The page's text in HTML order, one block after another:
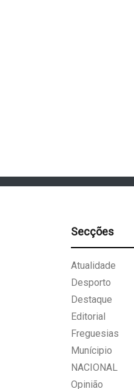
Secções
Atualidade
Desporto
Destaque
Editorial
Freguesias
Munícipio
NACIONAL
Opinião